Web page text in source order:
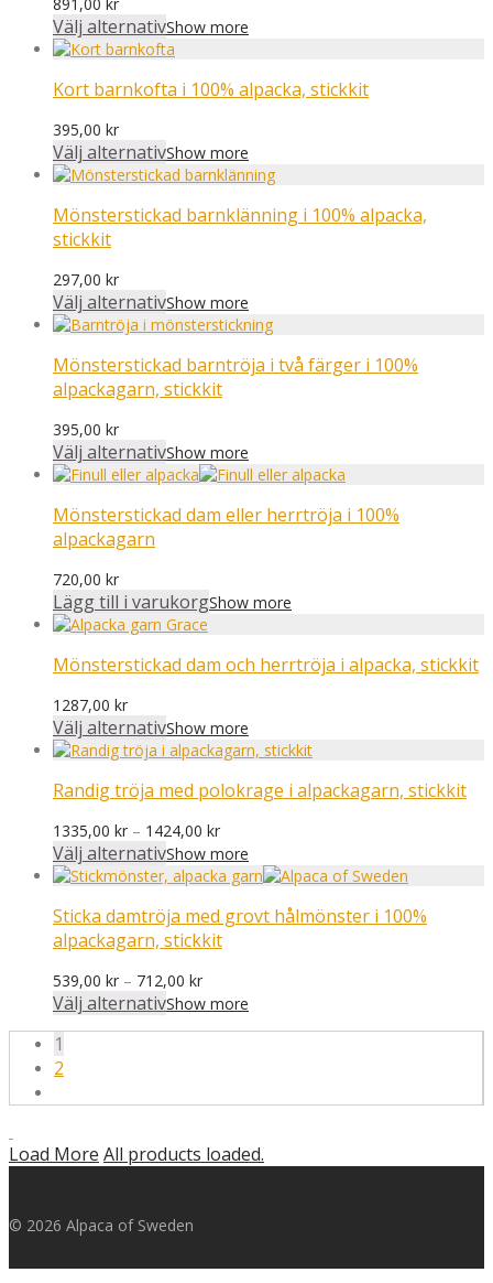
Välj alternativShow more
Kort barnkofta i 100% alpacka, stickkit
395,00 kr
Välj alternativShow more
Mönsterstickad barnklänning i 100% alpacka,
stickkit
297,00 kr
Välj alternativShow more
Mönsterstickad barntröja i två färger i 100%
alpackagarn, stickkit
395,00 kr
Välj alternativShow more
Mönsterstickad dam eller herrtröja i 100%
alpackagarn
720,00 kr
Lägg till i varukorgShow more
Mönsterstickad dam och herrtröja i alpacka, stickkit
1287,00 kr
Välj alternativShow more
Randig tröja med polokrage i alpackagarn, stickkit
1335,00 kr – 1424,00 krPrisintervall:
1335,00 kr
till
1424,00 kr
Välj alternativShow more
Sticka damtröja med grovt hålmönster i 100%
alpackagarn, stickkit
539,00 kr – 712,00 krPrisintervall:
539,00 kr
Välj alternativShow more
1
2
Load More All products loaded.
© 2026 Alpaca of Sweden